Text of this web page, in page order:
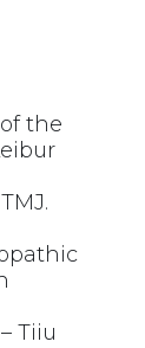
the
Tiiu